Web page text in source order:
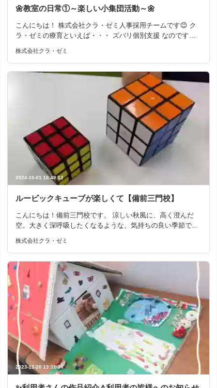
🌼教室の日常①～楽しい小集団活動～🌼
こんにちは！ 株式会社クラ・ゼミ人事採用チームです😊 ク
ラ・ゼミの療育といえば・・・ ズバリ個別支援 なのです
いるんです♪ 個別支援ではお子さま1人に先生１人なのです
が、 ソーシャルレッスンでは他のお友達と一緒にレッスンを
受けます。 そうすることで対人関係やコミュニケーション力
の向上にも繋がるんです😽 そこで今回は、こどもサポート教
室「きらり」阪急桂駅前校で８月に実施された 小集団レッス
ンの様子を教室ブログよりお届けしたいと思います！ ＊＊＊
＊＊＊＊＊＊＊＊＊＊＊＊＊＊＊＊＊＊＊＊＊＊＊＊ こんに
ちは！こどもサポート教室「きらり」阪急桂駅前校です⛱️ い
つもブログを見ていただきありがとうございます！ 今回
は8月8日（金）におこなった小集団活動の様子を紹介させて
いただきます😊 今回は小学1年生～3年生を対象とした放デ
イの小集団をおこないました✨ ➀集中タイム！ プリント
課題に集中して取り組むことができました✏️ ②あいさつ・
ができました😊 ③協力！ボール運び🥎 新聞紙にボールをの
で、コーンを回ってボールをかごに入れるまでの速さを競い
ました🚩 かごに入れる際にどうすれば落ちにくくなるかを相
談したりなど積極的に話し合い、 見事、こどもチームが指導
チすることを目指します✨ 相手が取りやすいように、「棒を
まっすぐな状態にして移動しよう！」と声をかけあったり、
立つ位置を調整したりすることで、見事キャッチに成功しま
した🤗✨ ご参加いただきました皆様ありがとうございました
😌！ 今後も定期的に小集団活動を開催していくことを予
定しております。 ご質問等ございましたらお気軽に職員へお
声掛けください☺️🌷 見学・体験 随時受け付けておりま
す。まずは、お電話にてお問い合わせください。 ＊＊＊＊＊
＊＊＊＊＊＊＊＊＊＊＊＊＊＊＊＊＊＊＊＊＊＊ いかがだっ
たでしょうか？ 楽しそうな様子が写真でも伺えますね♪ 職員
も一緒になってお子様と全力で楽しむのがクラ・ゼミ流です
株式会社クラ・ゼミ
2024-10-01 18:49:12
ルービックキューブが楽しくて【備前三門校】
こんにちは！備前三門校です。 涼しい秋風に、高く澄んだ
空。大きく深呼吸したくなるような、気持ちの良い季節です
います。 きらり備前三門校では最近、教材としてルービッ
クキューブがやってきました。 利用者のお子さんは興味を示
してからその日に頑張って１面を揃えてくれました。 ルービ
ックキューブが楽しかったことで保護者の方に買ってもら
い、3日後には6面揃えることが出来るようになったことを教
えてくれました。 来所された際に家からルービックキューブ
を持って来てくれて目の前で揃える姿を見せてくれました。
↓実際に揃えてくれたルービックキューブになります。 指導
員も揃えようと利用者のお子さんに説明してもらいながら挑
戦しましたが、できませんでした( ; ; ) 皆さんもぜひ挑戦して
みてください。 こどもサポート教室「きらり」備前三門校
〒700-0051 住所：岡山県岡山市北区下伊福上町15-20 ゼウ
ス岡山北 1階103号室 電話番号：086-230-7533 営業時間：1
株式会社クラ・ゼミ
2023-12-20 13:31:14